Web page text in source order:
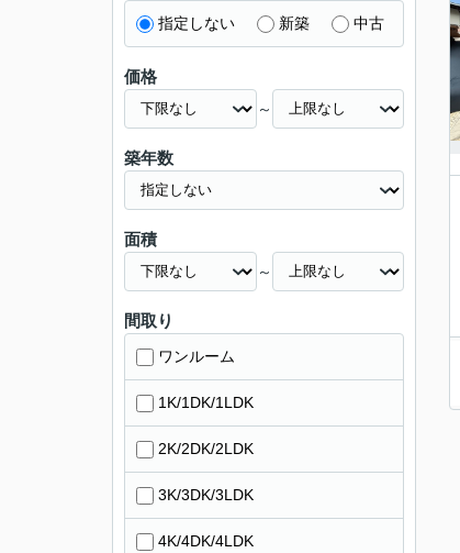
指定しない 新築 中古
価格
～
築年数
面積
～
間取り
ワンルーム
1K/1DK/1LDK
2K/2DK/2LDK
3K/3DK/3LDK
4K/4DK/4LDK